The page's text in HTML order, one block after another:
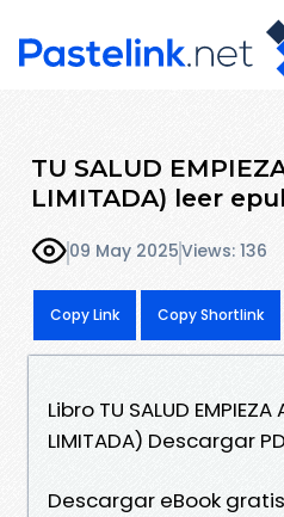
TU SALUD
LIMITADA) leer
09 May 2025Views: 136
Copy Link Copy Shortlink
Libro TU SALUD EMPIEZA
LIMITADA) Descargar
Descargar eBook